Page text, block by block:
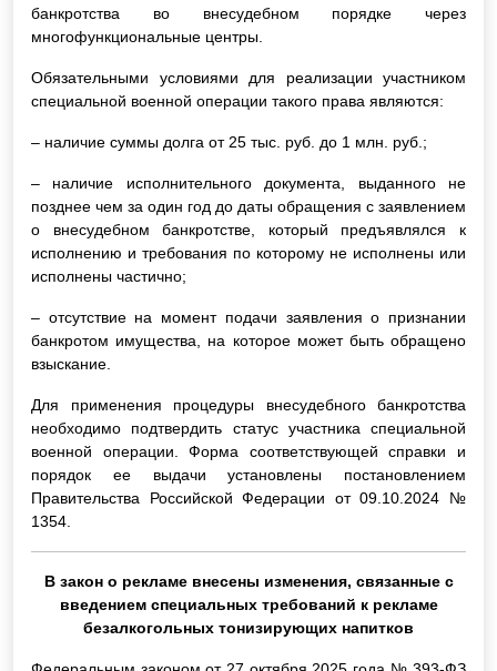
банкротства во внесудебном порядке через
многофункциональные центры.
Обязательными условиями для реализации участником
специальной военной операции такого права являются:
– наличие суммы долга от 25 тыс. руб. до 1 млн. руб.;
– наличие исполнительного документа, выданного не
позднее чем за один год до даты обращения с заявлением
о внесудебном банкротстве, который предъявлялся к
исполнению и требования по которому не исполнены или
исполнены частично;
– отсутствие на момент подачи заявления о признании
банкротом имущества, на которое может быть обращено
взыскание.
Для применения процедуры внесудебного банкротства
необходимо подтвердить статус участника специальной
военной операции. Форма соответствующей справки и
порядок ее выдачи установлены постановлением
Правительства Российской Федерации от 09.10.2024 №
1354.
В закон о рекламе внесены изменения, связанные с
введением специальных требований к рекламе
безалкогольных тонизирующих напитков